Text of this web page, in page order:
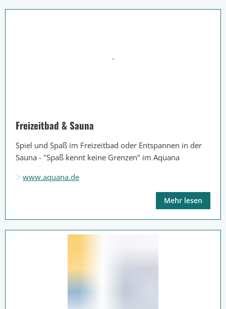
Freizeitbad & Sauna
Spiel und Spaß im Freizeitbad oder Entspannen in der
Sauna - "Spaß kennt keine Grenzen" im Aquana
www.aquana.de
Mehr lesen